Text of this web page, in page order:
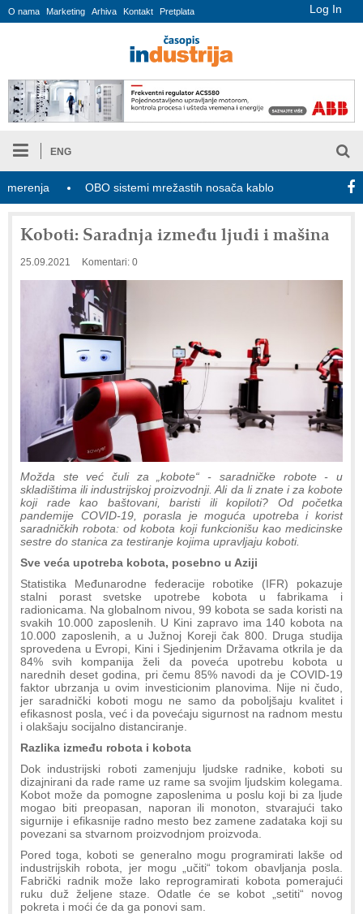
Log In
O nama Marketing Arhiva Kontakt Pretplata
ENG
OBO sistemi mrežastih nosača kablova Novi zakon o
Koboti: Saradnja između ljudi i mašina
25.09.2021 Komentari: 0
Možda ste već čuli za „kobote“ - saradničke robote - u
skladištima ili industrijskoj proizvodnji. Ali da li znate i za kobote
koji rade kao baštovani, baristi ili kopiloti? Od početka
pandemije COVID-19, porasla je moguća upotreba i korist
saradničkih robota: od kobota koji funkcionišu kao medicinske
sestre do stanica za testiranje kojima upravljaju koboti.
Sve veća upotreba kobota, posebno u Aziji
Statistika Međunarodne federacije robotike (IFR) pokazuje
stalni porast svetske upotrebe kobota u fabrikama i
radionicama. Na globalnom nivou, 99 kobota se sada koristi na
svakih 10.000 zaposlenih. U Kini zapravo ima 140 kobota na
10.000 zaposlenih, a u Južnoj Koreji čak 800. Druga studija
sprovedena u Evropi, Kini i Sjedinjenim Državama otkrila je da
84% svih kompanija želi da poveća upotrebu kobota u
narednih deset godina, pri čemu 85% navodi da je COVID-19
faktor ubrzanja u ovim investicionim planovima. Nije ni čudo,
jer saradnički koboti mogu ne samo da poboljšaju kvalitet i
efikasnost posla, već i da povećaju sigurnost na radnom mestu
i olakšaju socijalno distanciranje.
Razlika između robota i kobota
Dok industrijski roboti zamenjuju ljudske radnike, koboti su
dizajnirani da rade rame uz rame sa svojim ljudskim kolegama.
Kobot može da pomogne zaposlenima u poslu koji bi za ljude
mogao biti preopasan, naporan ili monoton, stvarajući tako
sigurnije i efikasnije radno mesto bez zamene zadataka koji su
povezani sa stvarnom proizvodnjom proizvoda.
Pored toga, koboti se generalno mogu programirati lakše od
industrijskih robota, jer mogu „učiti“ tokom obavljanja posla.
Fabrički radnik može lako reprogramirati kobota pomerajući
ruku duž željene staze. Odatle će se kobot „setiti“ novog
pokreta i moći će da ga ponovi sam.